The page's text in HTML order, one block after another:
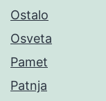
Ostalo
Osveta
Pamet
Patnja